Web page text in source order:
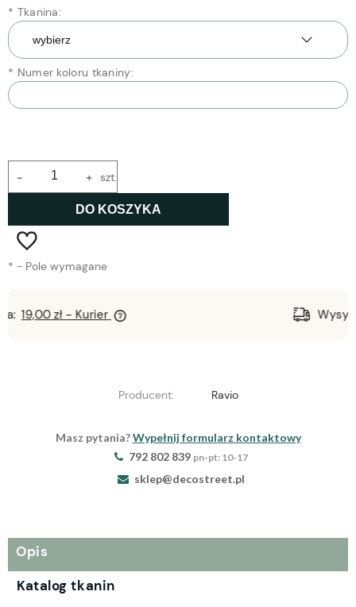
* Tkanina:
* Numer koloru tkaniny:
+
- szt.
DO KOSZYKA
* - Pole wymagane
Producent: Ravio
Masz pytania?Wypełnij formularz kontaktowy
792 802 839 pn-pt: 10-17
sklep@decostreet.pl
Opis
Katalog tkanin